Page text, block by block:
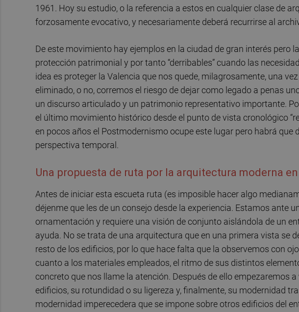
1961. Hoy su estudio, o la referencia a estos en cualquier clase de
forzosamente evocativo, y necesariamente deberá recurrirse al
De este movimiento hay ejemplos en la ciudad de gran interés pero
protección patrimonial y por tanto “derribables” cuando las
idea es proteger la Valencia que nos quede, milagrosamente, una
eliminado, o no, corremos el riesgo de dejar como legado a penas
un discurso articulado y un patrimonio representativo importante.
el último movimiento histórico desde el punto de vista cronológico
en pocos años el Postmodernismo ocupe este lugar pero habrá que
perspectiva temporal.
Una propuesta de ruta por la arquitectura moderna
Antes de iniciar esta escueta ruta (es imposible hacer algo
déjenme que les de un consejo desde la experiencia. Estamos ante
ornamentación y requiere una visión de conjunto aislándola de un
ayuda. No se trata de una arquitectura que en una primera vista se
resto de los edificios, por lo que hace falta que la observemos con
cuanto a los materiales empleados, el ritmo de sus distintos
concreto que nos llame la atención. Después de ello empezaremos
edificios, su rotundidad o su ligereza y, finalmente, su modernidad
modernidad imperecedera que se impone sobre otros edificios del